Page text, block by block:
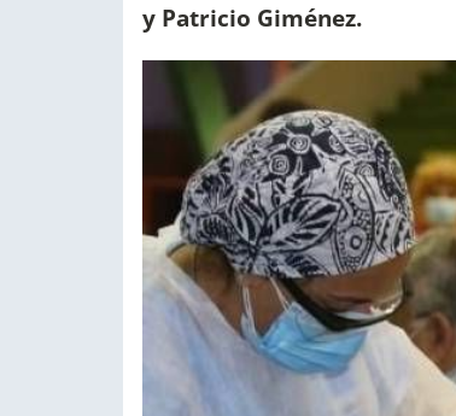
y Patricio Giménez.